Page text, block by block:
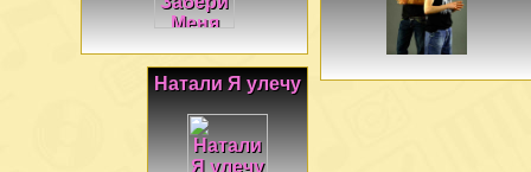
Натали Я улечу